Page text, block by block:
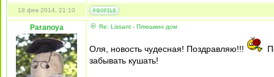
18 фев 2014, 21:10
Paranoya Re: Lissant - Плюшкин дом
Оля, новость чудесная! Поздравляю!!!
забывать кушать!